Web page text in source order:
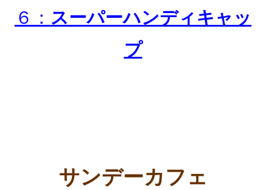
６： スーパーハンディキャッ
プ
サンデーカフェ